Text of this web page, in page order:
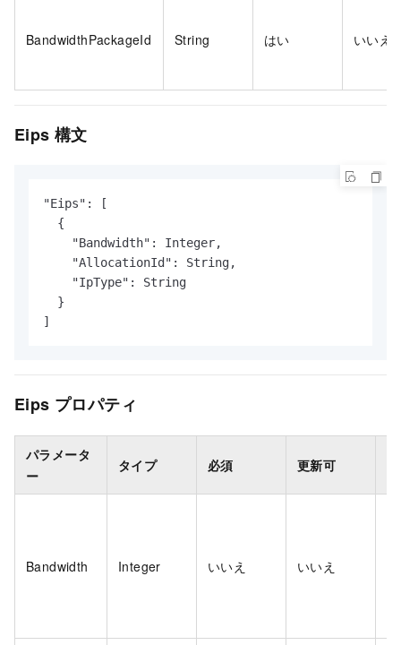
BandwidthPackageId String はい いいえ
Eips 構文
"Eips": [
  {
    "Bandwidth": Integer,
    "AllocationId": String,
    "IpType": String
  }
]
Eips プロパティ
パラメータ
ー
タイプ 必須 更新可
Bandwidth Integer いいえ いいえ